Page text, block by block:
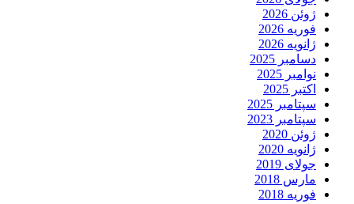
ژوئن 2026
فوریه 2026
ژانویه 2026
دسامبر 2025
نوامبر 2025
اکتبر 2025
سپتامبر 2025
سپتامبر 2023
ژوئن 2020
ژانویه 2020
جولای 2019
مارس 2018
فوریه 2018